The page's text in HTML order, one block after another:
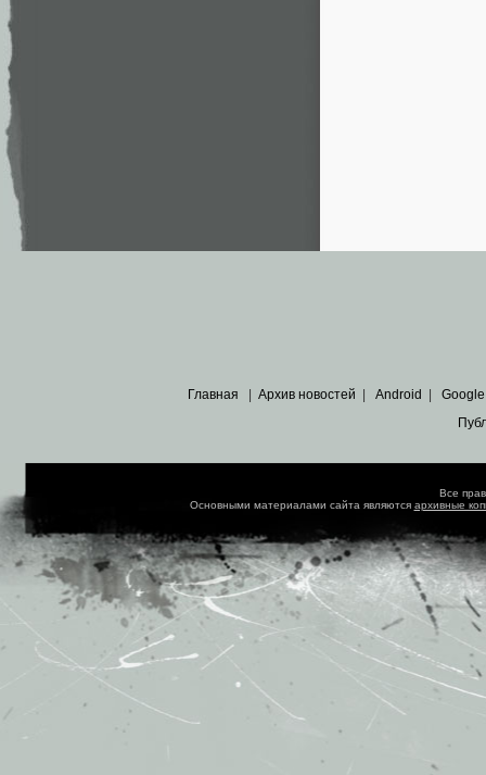
Главная Архив новостей Android Google
Все
Основными материалами сайта являются архивные